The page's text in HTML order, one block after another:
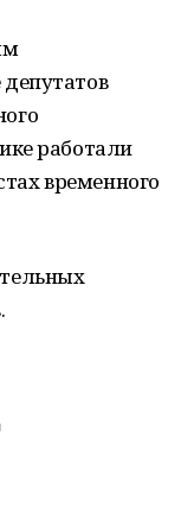
работали
временного